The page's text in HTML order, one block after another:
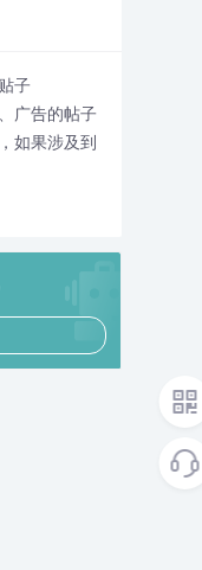
子
广告的帖子
如果涉及到